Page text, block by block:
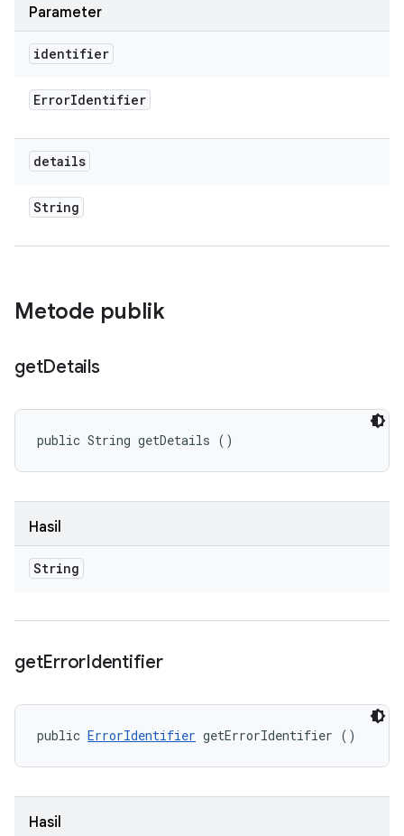
Parameter
identifier
ErrorIdentifier
details
String
Metode publik
getDetails
public String getDetails ()
Hasil
String
getErrorIdentifier
public ErrorIdentifier getErrorIdentifier ()
Hasil